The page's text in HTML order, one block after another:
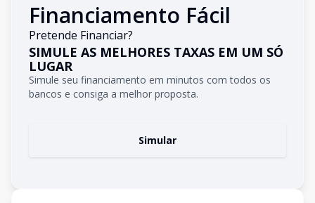
Financiamento Fácil
Pretende Financiar?
SIMULE AS MELHORES TAXAS EM UM SÓ
LUGAR
Simule seu financiamento em minutos com todos os
bancos e consiga a melhor proposta.
Simular